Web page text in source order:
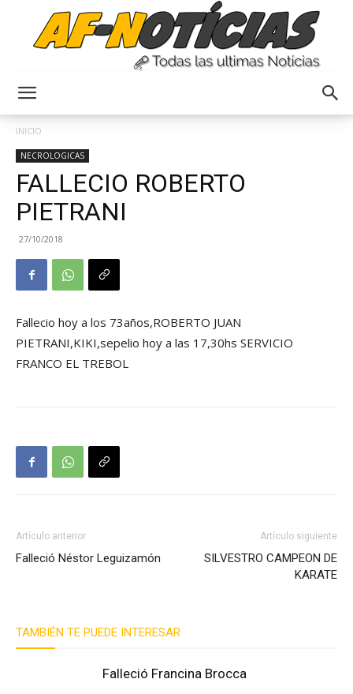
INICIO
NECROLOGICAS
FALLECIO ROBERTO
PIETRANI
27/10/2018
Fallecio hoy a los 73años,ROBERTO JUAN
PIETRANI,KIKI,sepelio hoy a las 17,30hs SERVICIO
FRANCO EL TREBOL
Artículo anterior
Falleció Néstor Leguizamón
Artículo siguiente
SILVESTRO CAMPEON DE
KARATE
TAMBIÉN TE PUEDE INTERESAR
Falleció Francina Brocca